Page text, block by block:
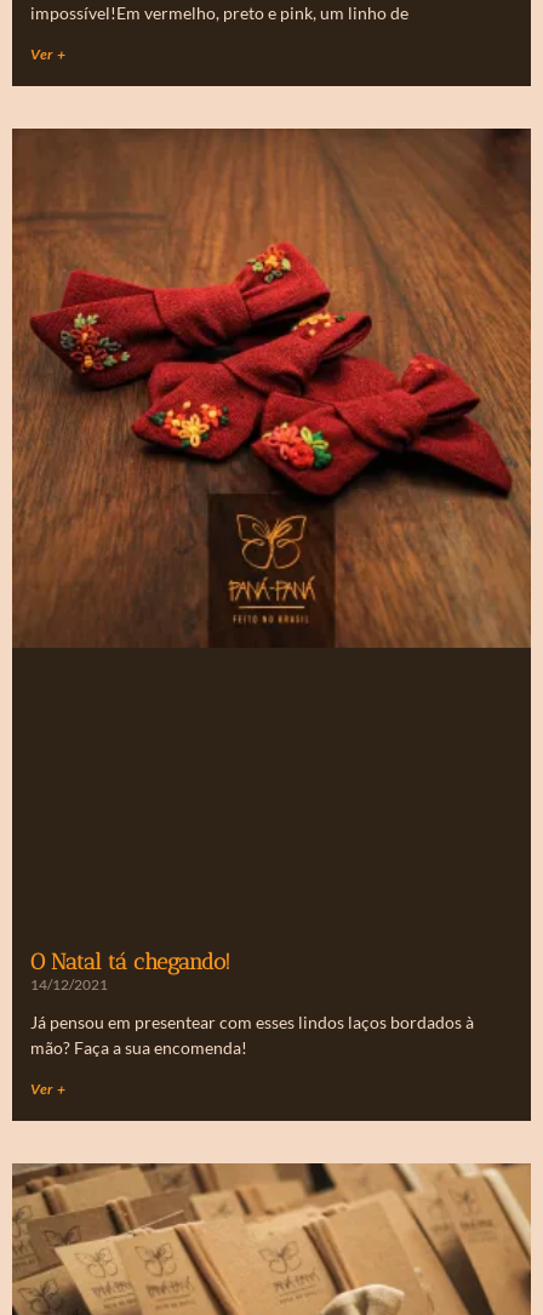
impossível!Em vermelho, preto e pink, um linho de
Ver +
O Natal tá chegando!
14/12/2021
Já pensou em presentear com esses lindos laços bordados à
mão? Faça a sua encomenda!
Ver +